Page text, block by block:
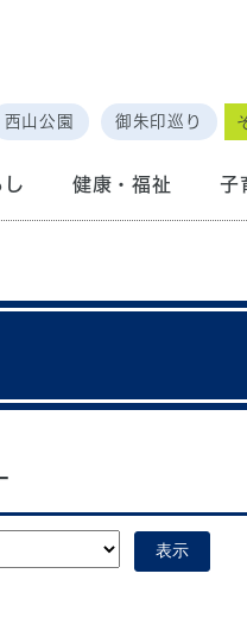
西山公園 御朱印巡り
し 健康・福祉 子
表示